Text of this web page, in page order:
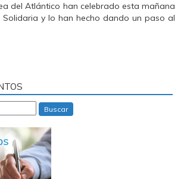
del Atlántico han celebrado esta mañana
Solidaria y lo han hecho dando un paso al
Buscar